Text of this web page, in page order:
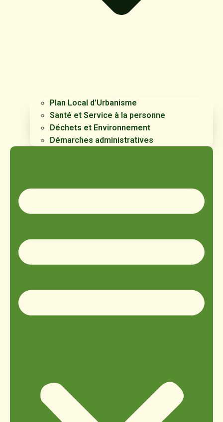
Plan Local d’Urbanisme
Santé et Service à la personne
Déchets et Environnement
Démarches administratives